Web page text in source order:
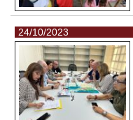
24/10/2023